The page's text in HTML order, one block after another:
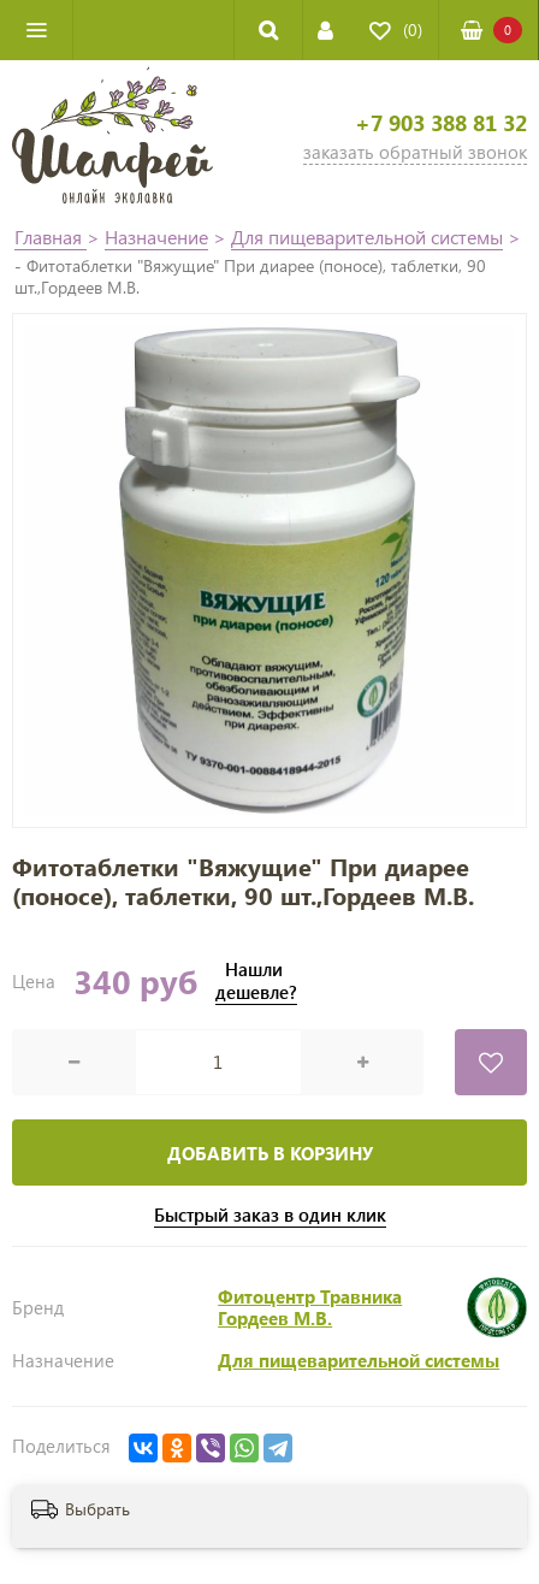
(0) 0
+7 903 388 81 32
заказать обратный звонок
Главная > Назначение > Для пищеварительной системы >
- Фитотаблетки "Вяжущие" При диарее (поносе), таблетки, 90
шт.,Гордеев М.В.
Фитотаблетки "Вяжущие" При диарее
(поносе), таблетки, 90 шт.,Гордеев М.В.
Цена 340 руб
Нашли
дешевле?
ДОБАВИТЬ В КОРЗИНУ
Быстрый заказ в один клик
Бренд
Фитоцентр Травника
Гордеев М.В.
Назначение
Для пищеварительной системы
Поделиться
Выбрать